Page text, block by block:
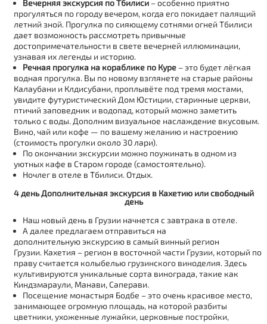
Вечерняя экскурсия по Тбилиси – особенно приятно
прогуляться по городу вечером, когда его покидает палящий
летний зной. Прогулка по сияющему сотнями огней Тбилиси
дает возможность рассмотреть привычные
достопримечательности в свете вечерней иллюминации,
узнавая их легенды и историю.
Речная прогулка на кораблике по Куре – это будет лёгкая
водная прогулка. Вы по новому взглянете на старые районы
Калаубани и Клдисубани, проплывёте под тремя мостами,
увидите футуристический Дом Юстиции, старинные церкви,
птичий заповедник и водопад, который можно заметить
только с воды. Дополним визуальное наслаждение вкусовым.
Вино, чай или кофе — по вашему желанию и настроению
(стоимость прогулки около 30 лари).
По окончании экскурсии можно поужинать в одном из
уютных кафе в Старом городе (самостоятельно).
Ночлег в отеле в Тбилиси. Отдых.
4 день Дополнительная экскурсия в Кахетию или свободный
день
Наш новый день в Грузии начнется с завтрака в отеле.
А далее предлагаем отправиться на
дополнительную экскурсию в самый винный регион
Грузии. Кахетия – регион в восточной части Грузии, который по
праву считается колыбелью грузинского виноделия. Здесь
культивируются уникальные сорта винограда, такие как
Киндзмараули, Манави, Саперави.
Посещение монастыря Бодбе – это очень красивое место,
занимающее огромную площадь, на которой разбиты
цветники, ухоженные лужайки, церковные постройки,